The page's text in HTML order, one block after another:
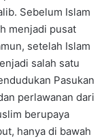
Sebelum Islam
menjadi pusat
setelah Islam
salah satu
Pasukan
perlawanan dari
berupaya
hanya di bawah